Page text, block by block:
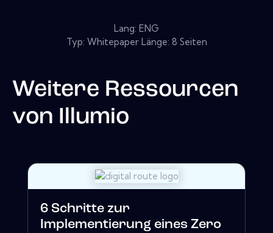
Lang: ENG
Typ: Whitepaper Länge: 8 Seiten
Weitere Ressourcen
von Illumio
6 Schritte zur
Implementierung eines Zero